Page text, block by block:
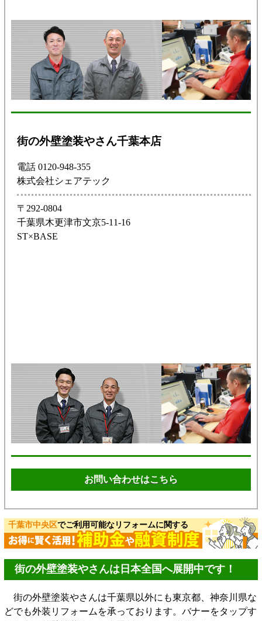
街の外壁塗装やさん千葉本店
電話 0120-948-355
株式会社シェアテック
〒292-0804
千葉県木更津市文京5-11-16
ST×BASE
お問い合わせはこちら
千葉市中央区でご利用可能なリフォームに関する
街の外壁塗装やさんは日本全国へ展開中です！
街の外壁塗装やさんは千葉県以外にも東京都、神奈川県な
どでも外装リフォームを承っております。バナーをタップす